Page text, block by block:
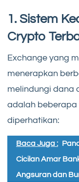
1. Sistem
Crypto
Exchange yang
menerapkan
melindungi dana
adalah beberapa
diperhatikan:
Baca Juga :
Cicilan Amar
Angsuran dan